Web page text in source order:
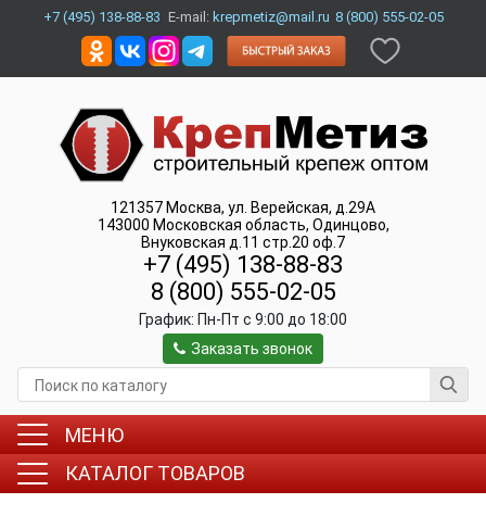
+7 (495) 138-88-83 E-mail: krepmetiz@mail.ru 8 (800) 555-02-05
121357 Москва, ул. Верейская, д.29А
143000 Московская область, Одинцово,
Внуковская д.11 стр.20 оф.7
+7 (495) 138-88-83
8 (800) 555-02-05
График: Пн-Пт c 9:00 до 18:00
Заказать звонок
МЕНЮ
КАТАЛОГ ТОВАРОВ